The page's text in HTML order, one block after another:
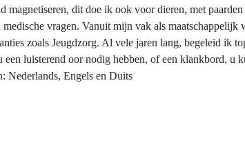
dit doe ik ook voor dieren, met
vragen. Vanuit mijn vak als maatschappelijk
zoals Jeugdzorg. Al vele jaren lang, begeleid ik
luisterend oor nodig hebben, of een klankbord, u
Engels en Duits